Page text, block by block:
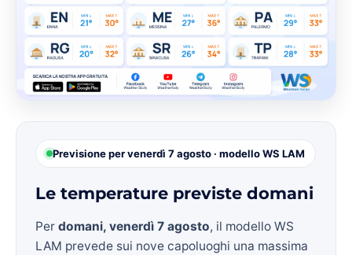
Previsione per venerdì 7 agosto · modello WS LAM
Le temperature previste domani
Per domani, venerdì 7 agosto, il modello WS
LAM prevede sui nove capoluoghi una massima